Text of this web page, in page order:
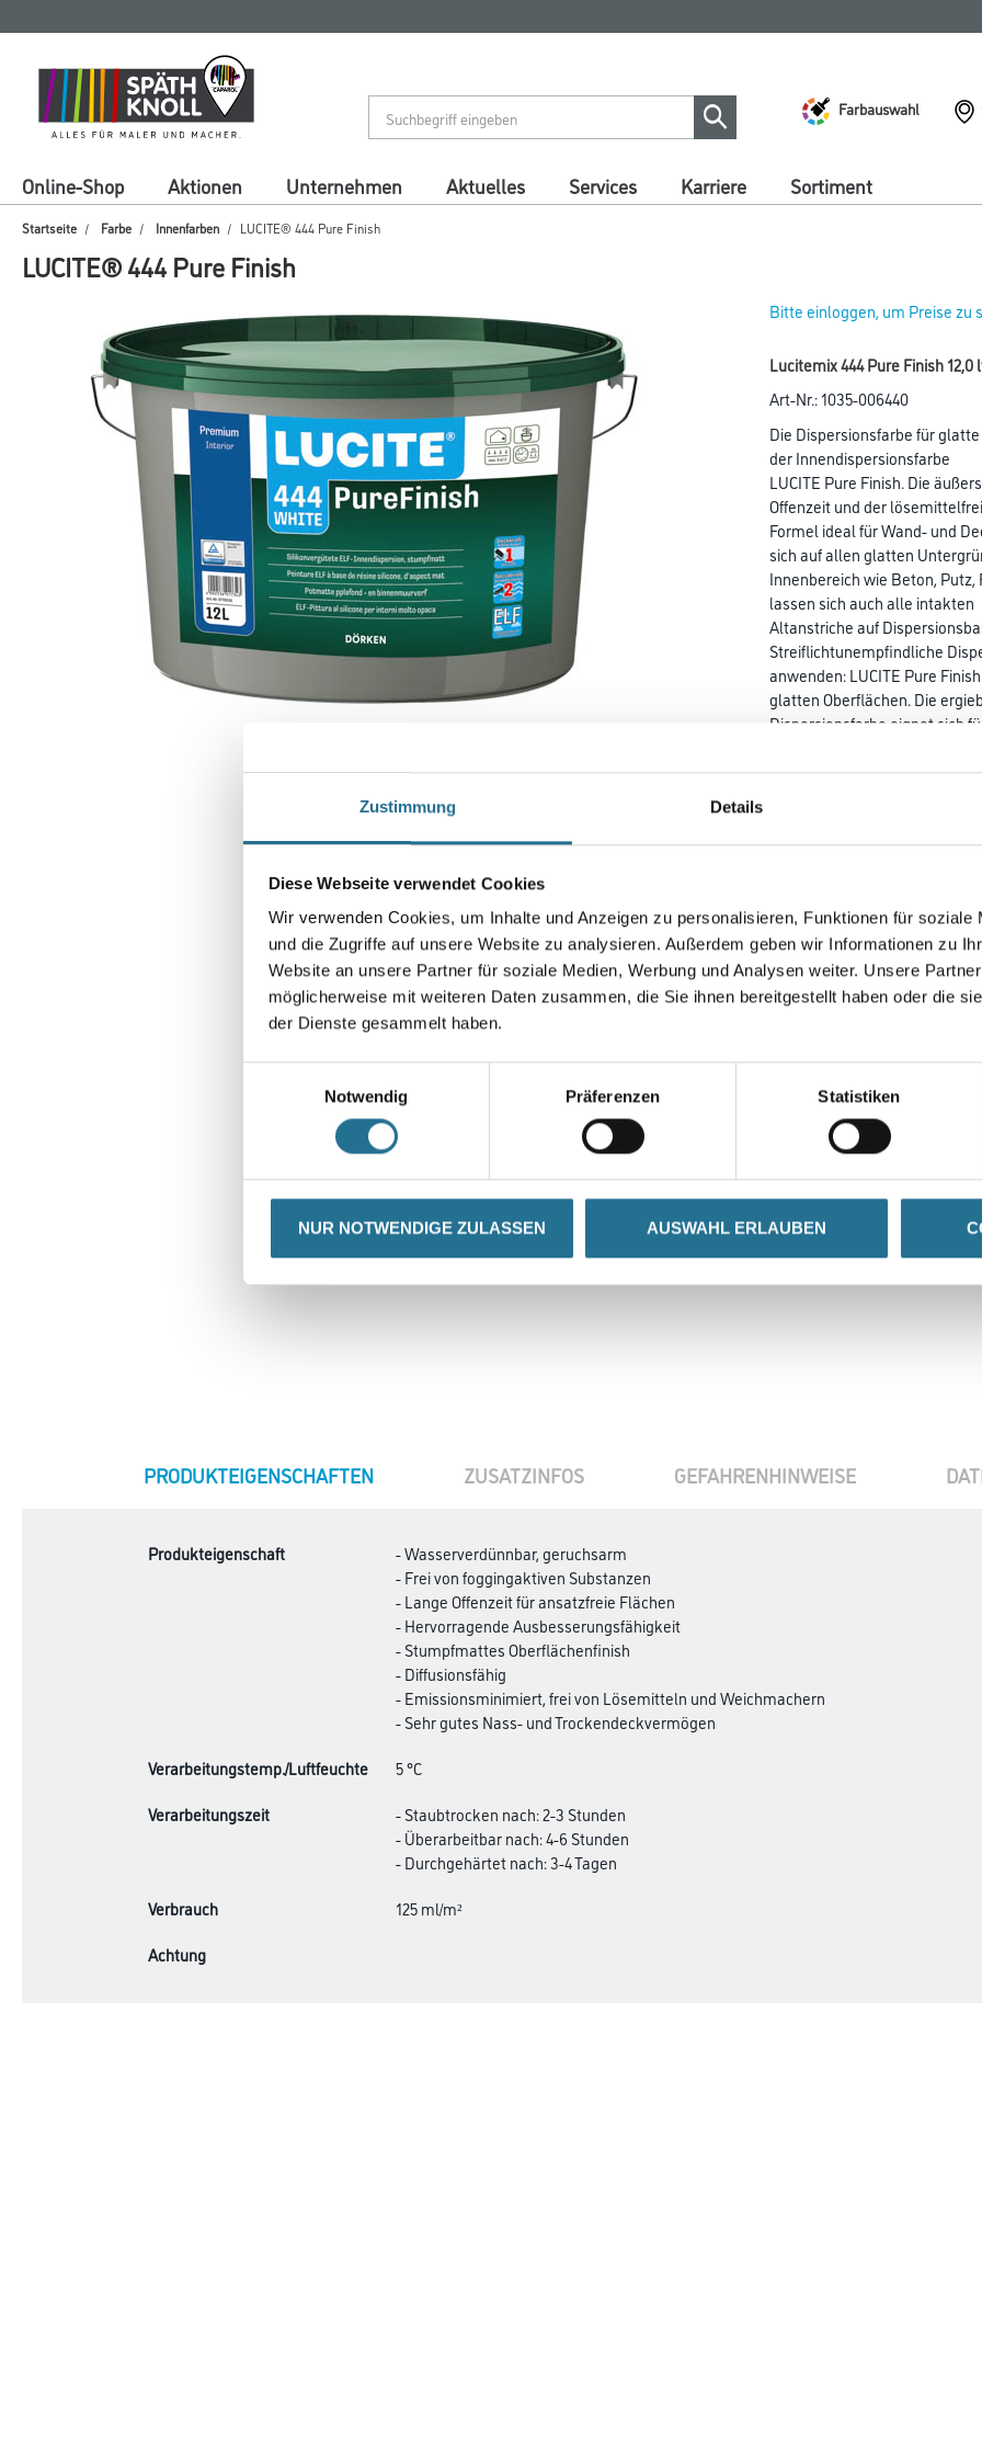
Zustimmung Details
Diese Webseite verwendet Cookies
Wir verwenden Cookies, um Inhalte und Anzeigen zu personalisieren, Funktionen für soziale
und die Zugriffe auf unsere Website zu analysieren. Außerdem geben wir Informationen zu
Website an unsere Partner für soziale Medien, Werbung und Analysen weiter. Unsere
möglicherweise mit weiteren Daten zusammen, die Sie ihnen bereitgestellt haben oder die
der Dienste gesammelt haben.
Notwendig
Präferenzen Statistiken
NUR NOTWENDIGE ZULASSEN AUSWAHL ERLAUBEN
springen
springen
Farbauswahl
Online-Shop Aktionen Unternehmen Aktuelles Services Karriere Sortiment
Startseite Farbe Innenfarben LUCITE® 444 Pure Finish
LUCITE® 444 Pure Finish
Bitte einloggen, um Preise zu
Lucitemix 444 Pure Finish
Art-Nr.:1035-006440
Die Dispersionsfarbe für
der Innendispersionsfarbe
LUCITE Pure Finish. Die
Offenzeit und der
Formel ideal für Wand- und
sich auf allen glatten
Innenbereich wie Beton,
lassen sich auch alle intakten
Altanstriche auf
Streiflichtunempfindliche
anwenden: LUCITE Pure
glatten Oberflächen. Die
Dispersionsfarbe eignet sich
Streiflicht ausgesetzt sind.
streifenfrei verarbeitete
durchführbar. LUCITE Pure
emissionsminimiert und frei
Lösung.
Farbtonbezeichnung
Umrechnungsfaktoren
Zur Farbauswahl für
Wunschfarbton
CURRENT
PRODUKTEIGENSCHAFTEN ZUSATZINFOS GEFAHRENHINWEISE
Produkteigenschaft
- Wasserverdünnbar, geruchsarm
- Frei von foggingaktiven Substanzen
- Lange Offenzeit für ansatzfreie Flächen
- Hervorragende Ausbesserungsfähigkeit
- Stumpfmattes Oberflächenfinish
- Diffusionsfähig
- Emissionsminimiert, frei von Lösemitteln und Weichmachern
- Sehr gutes Nass- und Trockendeckvermögen
Verarbeitungstemp./Luftfeuchte
5 °C
Verarbeitungszeit
- Staubtrocken nach: 2-3 Stunden
- Überarbeitbar nach: 4-6 Stunden
- Durchgehärtet nach: 3-4 Tagen
Verbrauch
125 ml/m²
Achtung